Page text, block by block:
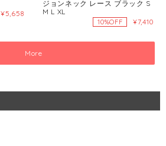
¥5,658
ジョンネック レース ブラック S
M L XL
10%OFF ¥7,410
More